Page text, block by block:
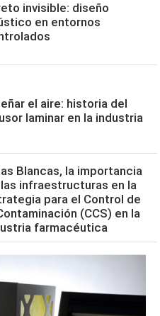
invisible: diseño
en entornos
el aire: historia del
laminar en la industria
Blancas, la importancia
infraestructuras en la
para el Control de
(CCS) en la
farmacéutica